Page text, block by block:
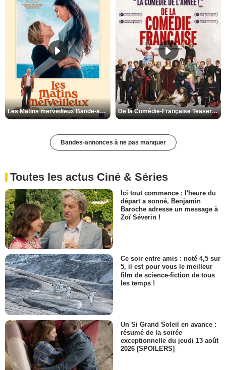
Les Matins merveilleux Bande-annonce VF De la Comédie-Française Teaser VF
Bandes-annonces à ne pas manquer
Toutes les actus Ciné & Séries
Ici tout commence : l'heure du
départ a sonné, Benjamin
Baroche adresse un message à
Zoï Séverin !
Ce soir entre amis : noté 4,5 sur
5, il est pour vous le meilleur
film de science-fiction de tous
les temps !
Un Si Grand Soleil en avance :
résumé de la soirée
exceptionnelle du jeudi 13 août
2026 [SPOILERS]